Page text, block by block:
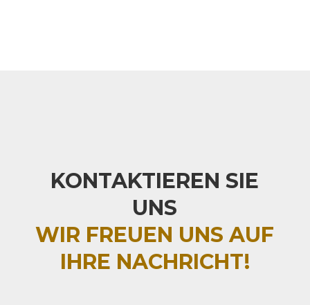
KONTAKT­IEREN SIE
UNS
WIR FREUEN UNS AUF
IHRE NACHRICHT!